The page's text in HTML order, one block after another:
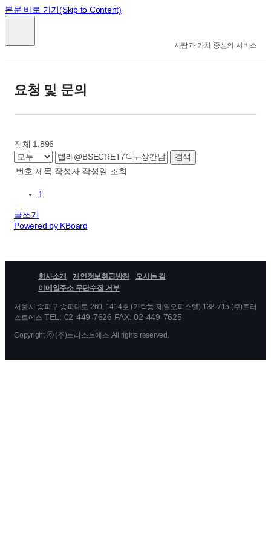
본문 바로 가기(Skip to Content)
사람과 가치 중심의 서비스
요청 및 문의
전체 1,896
검색
번호 제목 작성자 작성일 조회
1
글쓰기
Powered by KBoard
회사소개 개인정보취급방침
오시는 길
이메일주소 무단수집 거부
서울시 송파구 송파대로 260, 1414호 (가락동,제일오피스텔) 138-715 (주)트러
스트에스 TEL: 02-449-7626 FAX: 02-449-7625
Copyright ⓒ (주)트러스트에스 All rights reserved.